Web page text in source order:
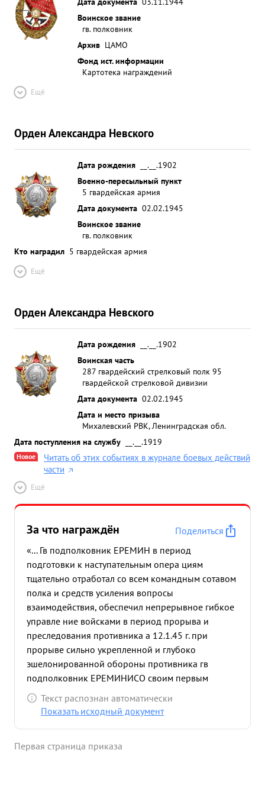
Воинское звание
гв. полковник
Архив ЦАМО
Фонд ист. информации
Картотека награждений
Ещё
Орден Александра Невского
Дата рождения
__.__.1902
Военно-пересыльный пункт
5 гвардейская армия
Дата документа 02.02.1945
Воинское звание
гв. полковник
Кто наградил 5 гвардейская армия
Ещё
Орден Александра Невского
Дата рождения
__.__.1902
Воинская часть
287 гвардейский стрелковый полк 95
гвардейской стрелковой дивизии
Дата документа 02.02.1945
Дата и место призыва
Михалевский РВК, Ленинградская обл.
Дата поступления на службу
__.__.1919
Новое
Читать об этих событиях в журнале боевых действий
части
Ещё
За что награждён
Поделиться
«... Гв подполковник ЕРЕМИН в период
подготовки к наступательным опера циям
тщательно отработал со всем командным сотавом
полка и средств усиления вопросы
взаимодействия, обеспечил непрерывное гибкое
управле ние войсками в период прорыва и
преследования противника а 12.1.45 г. при
прорыве сильно укрепленной и глубоко
эшелонированной обороны противника гв
подполковник ЕРЕМИНИСО своим первым
батальоном полка захватил пе рвые траншеи
противни делав проход в минных полях и
пехоте стремительно продвигаться вперед Своим
Текст распознан автоматически
Показать исходный документ
Первая страница приказа